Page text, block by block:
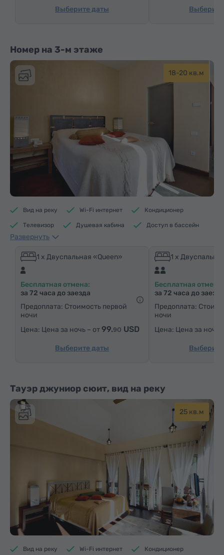
Выберите даты
Номер на 3-м этаже
18-20 кв.м
Вид на реку Wi-Fi интернет Кондиционер
Телевизор Душевая кабина Доступ в бассейн
Доступ в фитнес центр
Средства гигиены Полотенца Тапочки
Фен Шкаф/Гардероб
Письменный стол Диван
Телефон
Услуга «звонок-будильник» Спутниковые телеканалы
Паркетные полы Бутилировання вода
Развернуть
1 x Двуспальная «Queen»
Бесплатная отмена:
за 72 часа до заезда
Предоплата: Стоимость первой
ночи
Цена за ночь – от99.90 USD
Выберите даты
1 x
Бесплатная отмена:
за 72 часа до заезда
Предоплата:
ночи
Цена за ночь
Тауэр джуниор сюит, вид на реку
25 кв.м
Вид на реку Wi-Fi интернет Кондиционер